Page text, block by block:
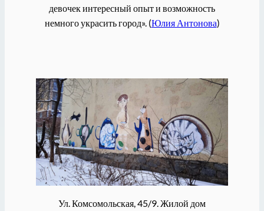
девочек интересный опыт и возможность
немного украсить город». (Юлия Антонова)
Ул. Комсомольская, 45/9. Жилой дом